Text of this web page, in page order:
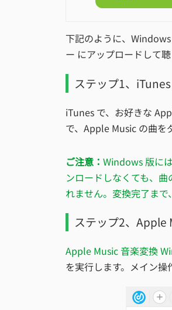
下記のように、
ー にアップロードして
ステップ1、
iTunes で、お好きな
で、Apple Music の曲を
ご注意： Windows 版に
ンロードしなくても、
れません。変換完了まで
ステップ2、Apple
Apple Music 音楽変換
を実行します。メイン操